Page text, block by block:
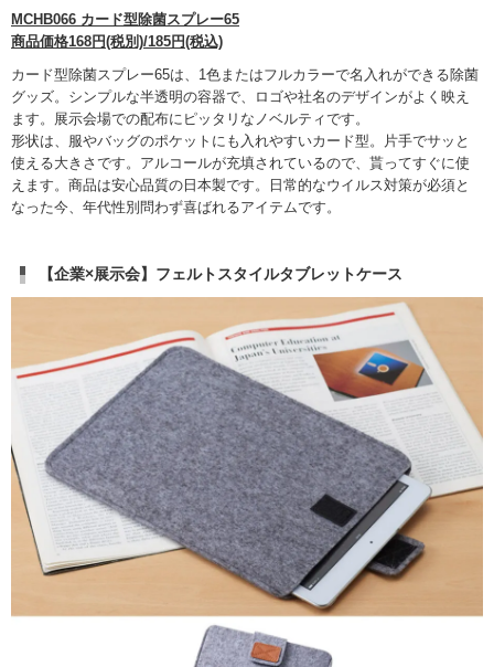
MCHB066 カード型除菌スプレー65
商品価格168円(税別)/185円(税込)
カード型除菌スプレー65は、1色またはフルカラーで名入れができる除菌
グッズ。シンプルな半透明の容器で、ロゴや社名のデザインがよく映え
ます。展示会場での配布にピッタリなノベルティです。
形状は、服やバッグのポケットにも入れやすいカード型。片手でサッと
使える大きさです。アルコールが充填されているので、貰ってすぐに使
えます。商品は安心品質の日本製です。日常的なウイルス対策が必須と
なった今、年代性別問わず喜ばれるアイテムです。
【企業×展示会】フェルトスタイルタブレットケース